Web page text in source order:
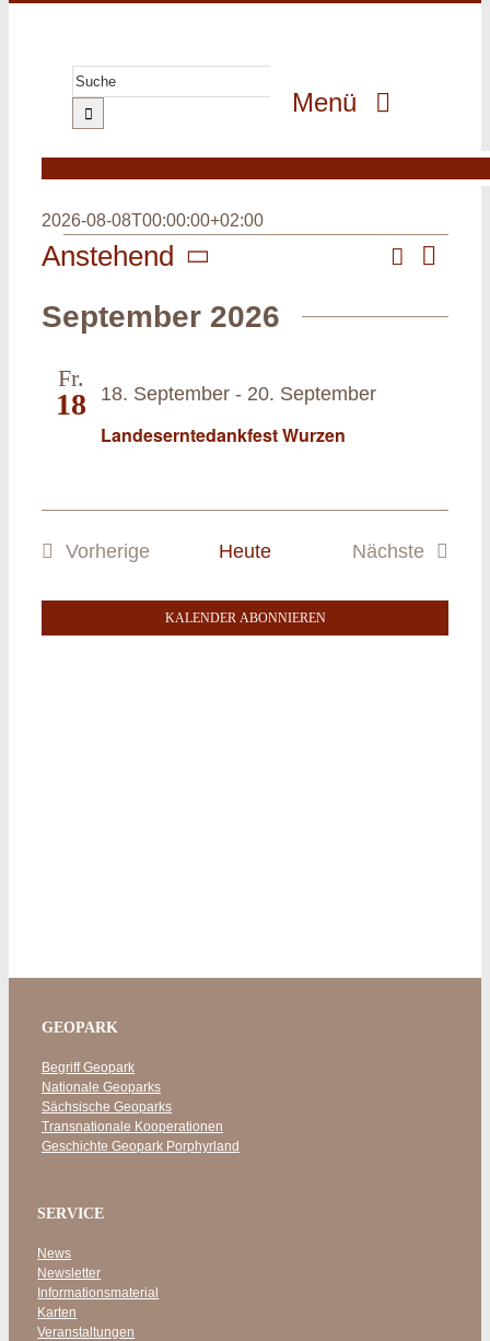
springen
Suche
nach:
Menü
2026-08-08T00:00:00+02:00
Veranstaltungen Suche
Liste
Anstehend
wählen.
September 2026
Fr.
18
Landeserntedankfest Wurzen
18. September - 20. September
Vorherige
Heute
Nächste
KALENDER ABONNIEREN
GEOPARK
Begriff Geopark
Nationale Geoparks
Sächsische Geoparks
Transnationale Kooperationen
Geschichte Geopark Porphyrland
SERVICE
News
Newsletter
Informationsmaterial
Karten
Veranstaltungen